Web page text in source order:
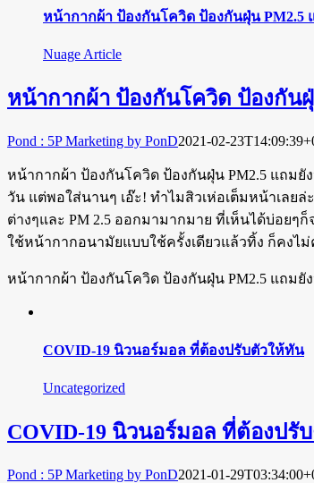
หน้ากากผ้า ป้องกันโควิด ป้องกันฝุ่น PM2.5
Nuage Article
หน้ากากผ้า ป้องกันโควิด ป้องกัน
Pond : 5P Marketing by PonD2021-02-
หน้ากากผ้า ป้องกันโควิด ป้องกันฝุ่น PM2.5 แถม
วัน แต่พอใส่นานๆ เอ๊ะ! ทำไมสิวเห่อเต็มหน้าเล
ต่างๆและ PM 2.5 ออกมามากมาย ที่เห็นได้บ่อย
ใช้หน้ากากอนามัยแบบใช้ครั้งเดียวแล้วทิ้ง ก็คงไ
หน้ากากผ้า ป้องกันโควิด ป้องกันฝุ่น PM2.5 แถมยั
COVID-19 นิวนอร์มอล ที่ต้องปรับตัวให้ทัน
Uncategorized
COVID-19 นิวนอร์มอล ที่ต้องปรั
Pond : 5P Marketing by PonD2021-01-